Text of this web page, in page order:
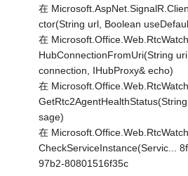
在
ctor(String url, Boolean
在
HubConnectionFromUri(String
connection, IHubProxy& echo)
在
sage)
在
CheckServiceInstance(Servic...
97b2-80801516f35c